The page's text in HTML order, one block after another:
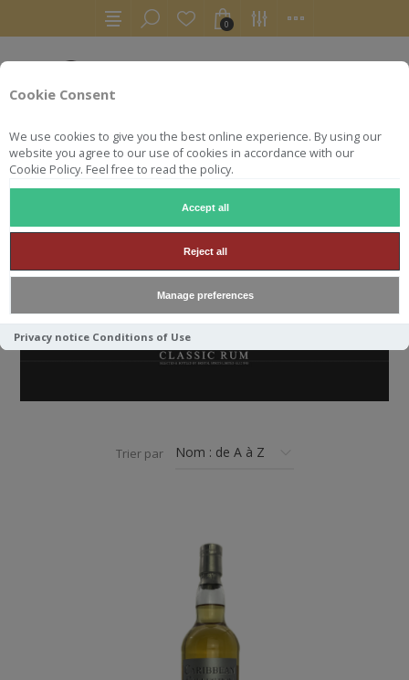
Cookie Consent
We use cookies to give you the best online experience. By using our
website you agree to our use of cookies in accordance with our
Cookie Policy. Feel free to read the policy.
Accept all
Reject all
Manage preferences
Privacy notice Conditions of Use
0
BRISTOL CLASSIC RUM
Trier par